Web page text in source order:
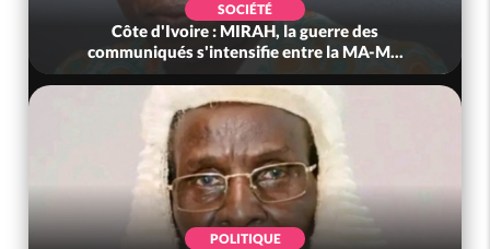
SOCIÉTÉ
Côte d'Ivoire : MIRAH, la guerre des
communiqués s'intensifie entre la MA-M...
POLITIQUE